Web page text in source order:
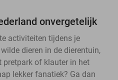
onvergetelijk
activiteiten tijdens je
dieren in de dierentuin,
pretpark of klauter in het
lekker fanatiek? Ga dan